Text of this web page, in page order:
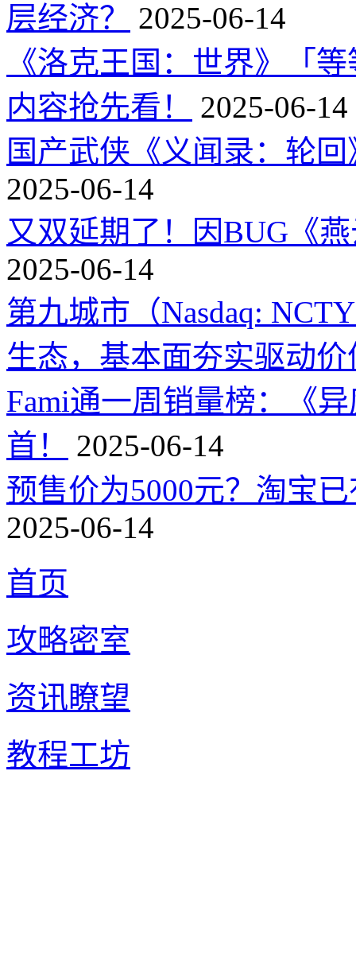
层经济？
2025-06-14
《洛克王国：世界》「
内容抢先看！
2025-06-14
国产武侠《义闻录：轮
2025-06-14
又双延期了！因BUG《
2025-06-14
第九城市（Nasdaq:
生态，基本面夯实驱动价
Fami通一周销量榜：《
首！
2025-06-14
预售价为5000元？淘宝
2025-06-14
首页
攻略密室
资讯瞭望
教程工坊